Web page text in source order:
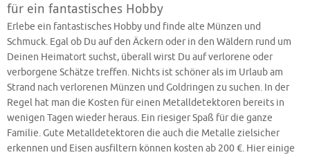
für ein fantastisches Hobby
Erlebe ein fantastisches Hobby und finde alte Münzen und
Schmuck. Egal ob Du auf den Äckern oder in den Wäldern rund um
Deinen Heimatort suchst, überall wirst Du auf verlorene oder
verborgene Schätze treffen. Nichts ist schöner als im Urlaub am
Strand nach verlorenen Münzen und Goldringen zu suchen. In der
Regel hat man die Kosten für einen Metalldetektoren bereits in
wenigen Tagen wieder heraus. Ein riesiger Spaß für die ganze
Familie. Gute Metalldetektoren die auch die Metalle zielsicher
erkennen und Eisen ausfiltern können kosten ab 200 €. Hier einige